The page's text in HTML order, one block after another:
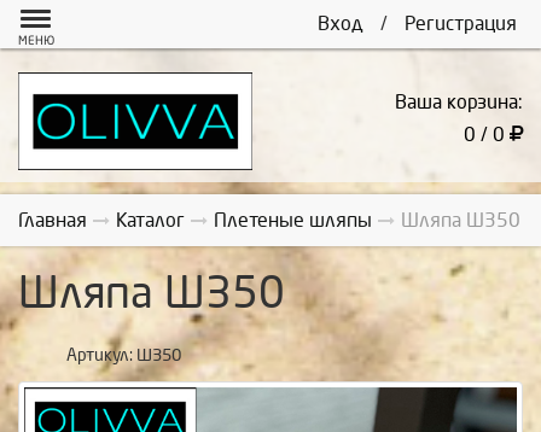
Вход / Регистрация
МЕНЮ
Ваша корзина:
0 / 0
Главная Каталог Плетеные шляпы Шляпа Ш350
Шляпа Ш350
Артикул: Ш350